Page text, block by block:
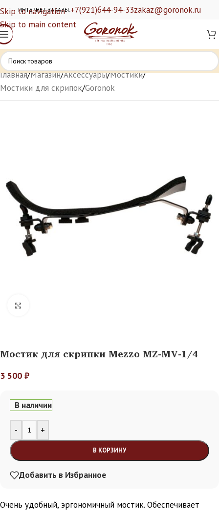
Skip to navigation
Skip to main content
ИНТЕРНЕТ ЗАКАЗЫ:+7(921)644-94-33zakaz@goronok.ru
Главная/Магазин/Аксессуары/Мостики/
Мостики для скрипок/Goronok
Мостик для скрипки Mezzo MZ-MV-1/4
3 500 ₽
В наличии
- +
В КОРЗИНУ
Alternative:
Добавить в Избранное
Очень удобный, эргономичный мостик. Обеспечивает